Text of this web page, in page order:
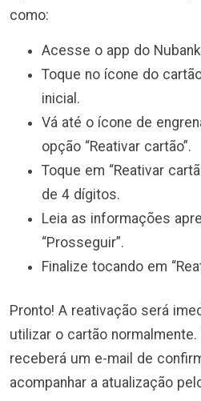
como:
Acesse o app do
Toque no ícone do
inicial.
Vá até o ícone de
opção “Reativar cartão”.
Toque em “Reativar
de 4 dígitos.
Leia as informações
“Prosseguir”.
Finalize tocando em
Pronto! A reativação será
utilizar o cartão
receberá um e-mail de
acompanhar a atualização